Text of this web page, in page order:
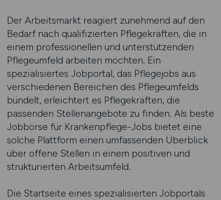
Der Arbeitsmarkt reagiert zunehmend auf den
Bedarf nach qualifizierten Pflegekräften, die in
einem professionellen und unterstützenden
Pflegeumfeld arbeiten möchten. Ein
spezialisiertes Jobportal, das Pflegejobs aus
verschiedenen Bereichen des Pflegeumfelds
bündelt, erleichtert es Pflegekräften, die
passenden Stellenangebote zu finden. Als beste
Jobbörse für Krankenpflege-Jobs bietet eine
solche Plattform einen umfassenden Überblick
über offene Stellen in einem positiven und
strukturierten Arbeitsumfeld.
Die Startseite eines spezialisierten Jobportals